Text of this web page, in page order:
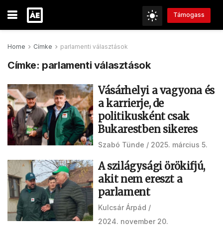
Támogass
Home Címke parlamenti választások
Címke: parlamenti választások
Vásárhelyi a vagyona és
a karrierje, de
politikusként csak
Bukarestben sikeres
Szabó Tünde 2025. március 5.
A szilágysági örökifjú,
akit nem ereszt a
parlament
Kulcsár Árpád
2024. november 20.